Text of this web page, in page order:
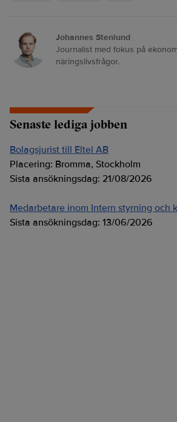
Johannes Stenlund
Journalist med fokus på
näringslivsfrågor.
Senaste lediga jobben
Bolagsjurist till Eltel AB
Placering: Bromma, Stockholm
Sista ansökningsdag: 21/08/2026
Medarbetare inom Intern styrning och
Sista ansökningsdag: 13/06/2026